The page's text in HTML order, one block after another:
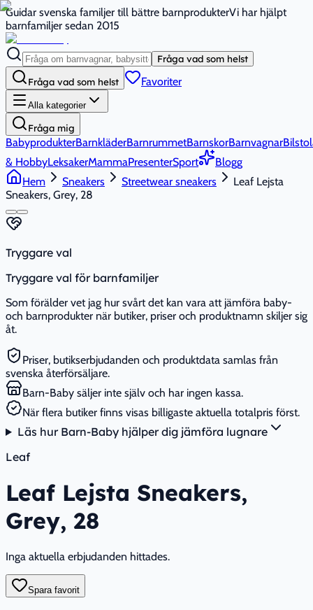
Guidar svenska familjer till bättre barnprodukterVi har hjälpt
barnfamiljer sedan 2015
Fråga vad som helst
Fråga vad som helst Favoriter
Alla kategorier
Fråga mig
BabyprodukterBarnkläderBarnrummetBarnskorBarnvagnar
& HobbyLeksakerMammaPresenterSport
Blogg
Hem
Sneakers Streetwear sneakers
Leaf Lejsta
Sneakers, Grey, 28
Tryggare val
Tryggare val för barnfamiljer
Som förälder vet jag hur svårt det kan vara att jämföra baby-
och barnprodukter när butiker, priser och produktnamn skiljer sig
åt.
Priser, butikserbjudanden och produktdata samlas från
svenska återförsäljare.
Barn-Baby säljer inte själv och har ingen kassa.
När flera butiker finns visas billigaste aktuella totalpris först.
Läs hur Barn-Baby hjälper dig jämföra lugnare
Leaf
Leaf Lejsta Sneakers,
Grey, 28
Inga aktuella erbjudanden hittades.
Spara favorit